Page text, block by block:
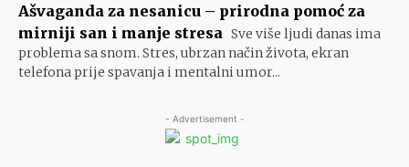
Ašvaganda za nesanicu – prirodna pomoć za
mirniji san i manje stresa Sve više ljudi danas ima
problema sa snom. Stres, ubrzan način života, ekran
telefona prije spavanja i mentalni umor...
- Advertisement -